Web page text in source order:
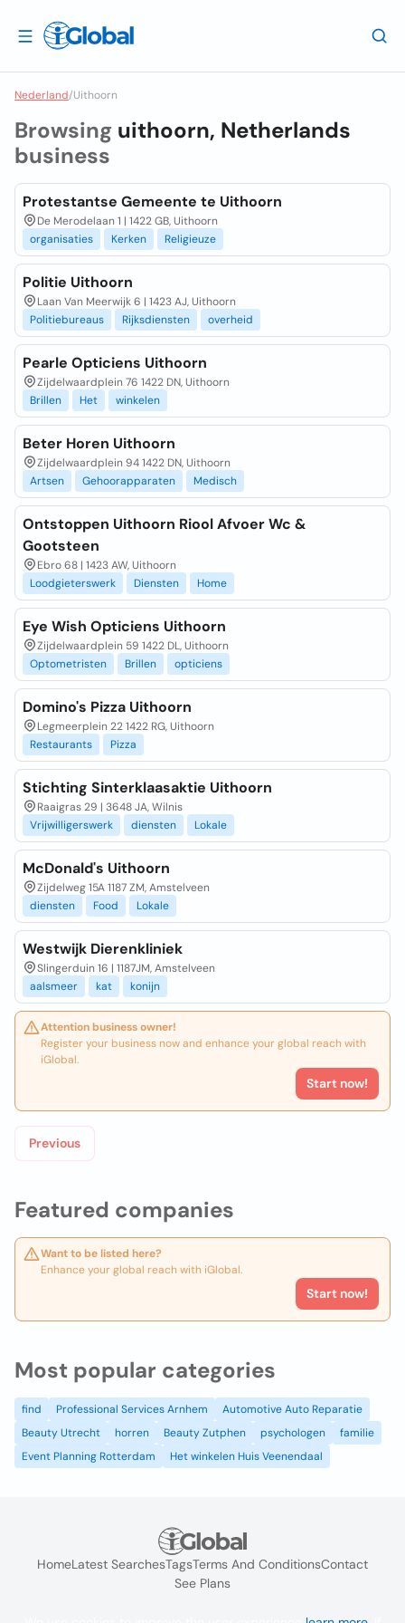
Nederland/Uithoorn
Featured companies
Want to be listed here?
Enhance your global reach with iGlobal.
Start now!
Browsing uithoorn, Netherlands
business
Protestantse Gemeente te Uithoorn
De Merodelaan 1 | 1422 GB, Uithoorn
organisaties
Kerken Religieuze
Politie Uithoorn
Laan Van Meerwijk 6 | 1423 AJ, Uithoorn
Politiebureaus
Rijksdiensten overheid
Pearle Opticiens Uithoorn
Zijdelwaardplein 76 1422 DN, Uithoorn
Brillen
Het winkelen
Beter Horen Uithoorn
Zijdelwaardplein 94 1422 DN, Uithoorn
Artsen
Gehoorapparaten Medisch
Ontstoppen Uithoorn Riool Afvoer Wc &
Gootsteen
Ebro 68 | 1423 AW, Uithoorn
Loodgieterswerk
Diensten Home
Eye Wish Opticiens Uithoorn
Zijdelwaardplein 59 1422 DL, Uithoorn
Optometristen
Brillen opticiens
Domino's Pizza Uithoorn
Legmeerplein 22 1422 RG, Uithoorn
Restaurants
Pizza
Stichting Sinterklaasaktie Uithoorn
Raaigras 29 | 3648 JA, Wilnis
Vrijwilligerswerk
diensten Lokale
McDonald's Uithoorn
Zijdelweg 15A 1187 ZM, Amstelveen
diensten
Food Lokale
Westwijk Dierenkliniek
Slingerduin 16 | 1187JM, Amstelveen
aalsmeer
kat konijn
Attention business owner!
Register your business now and enhance your global reach with
iGlobal.
Start now!
Previous
Most popular categories
find Professional Services Arnhem
Automotive Auto Reparatie
Beauty Utrecht
horren Beauty Zutphen psychologen
familie
Event Planning Rotterdam
Het winkelen Huis Veenendaal
HomeLatest SearchesTagsTerms And ConditionsContact
See Plans